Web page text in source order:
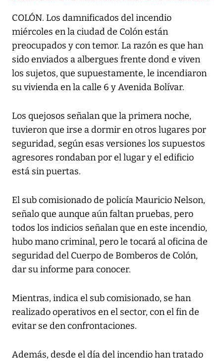
COLÓN. Los damnificados del incendio
miércoles en la ciudad de Colón están
preocupados y con temor. La razón es que han
sido enviados a albergues frente dond e viven
los sujetos, que supuestamente, le incendiaron
su vivienda en la calle 6 y Avenida Bolívar.
Los quejosos señalan que la primera noche,
tuvieron que irse a dormir en otros lugares por
seguridad, según esas versiones los supuestos
agresores rondaban por el lugar y el edificio
está sin puertas.
El sub comisionado de policía Mauricio Nelson,
señalo que aunque aún faltan pruebas, pero
todos los indicios señalan que en este incendio,
hubo mano criminal, pero le tocará al oficina de
seguridad del Cuerpo de Bomberos de Colón,
dar su informe para conocer.
Mientras, indica el sub comisionado, se han
realizado operativos en el sector, con el fin de
evitar se den confrontaciones.
Además, desde el día del incendio han tratado